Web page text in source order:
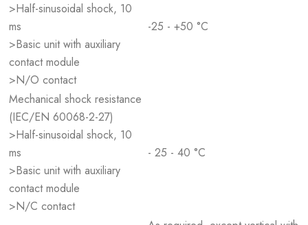
>Half-sinusoidal shock, 10
ms
>Basic unit with auxiliary
contact module
>N/O contact
-25 - +50 °C
Mechanical shock resistance
(IEC/EN 60068-2-27)
>Half-sinusoidal shock, 10
ms
>Basic unit with auxiliary
contact module
>N/C contact
- 25 - 40 °C